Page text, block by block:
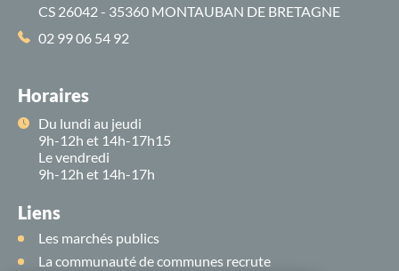
CS 26042 - 35360 MONTAUBAN DE BRETAGNE
02 99 06 54 92
Horaires
Du lundi au jeudi
9h-12h et 14h-17h15
Le vendredi
9h-12h et 14h-17h
Liens
Les marchés publics
La communauté de communes recrute